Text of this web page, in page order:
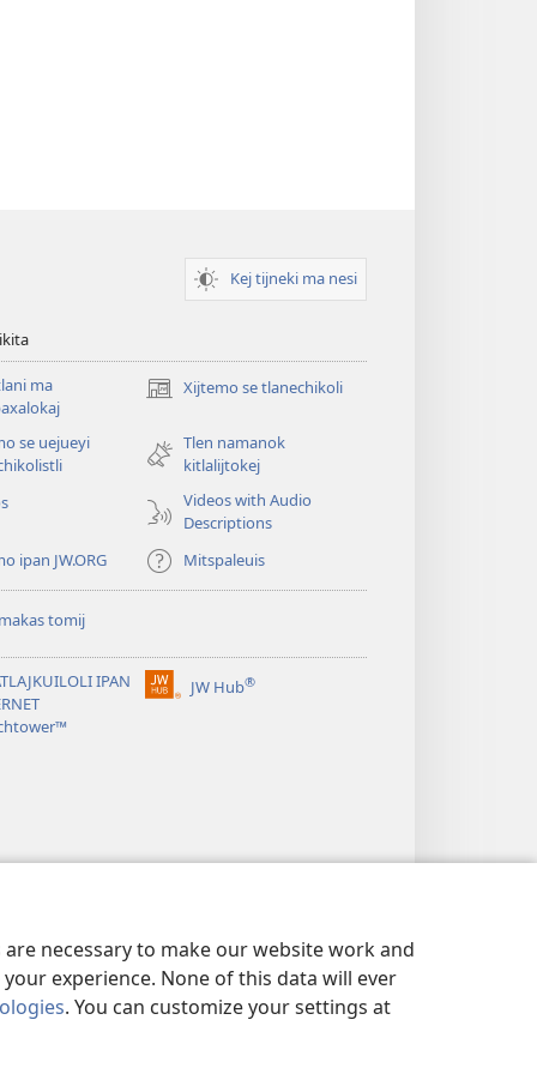
necessary to make our website work and
experience. None of this data will ever
. You can customize your settings at
Kej tijneki ma nesi
ma
Xijtemo se tlanechikoli
(opens
window)
se uejueyi
Tlen namanok
kitlalijtokej
Videos with Audio
Descriptions
ipan JW.ORG
Mitspaleuis
tomij
IPAN
JW Hub®
(opens